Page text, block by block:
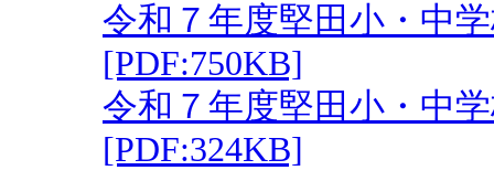
令和７年度堅田小・中
[PDF:750KB]
令和７年度堅田小・中
[PDF:324KB]